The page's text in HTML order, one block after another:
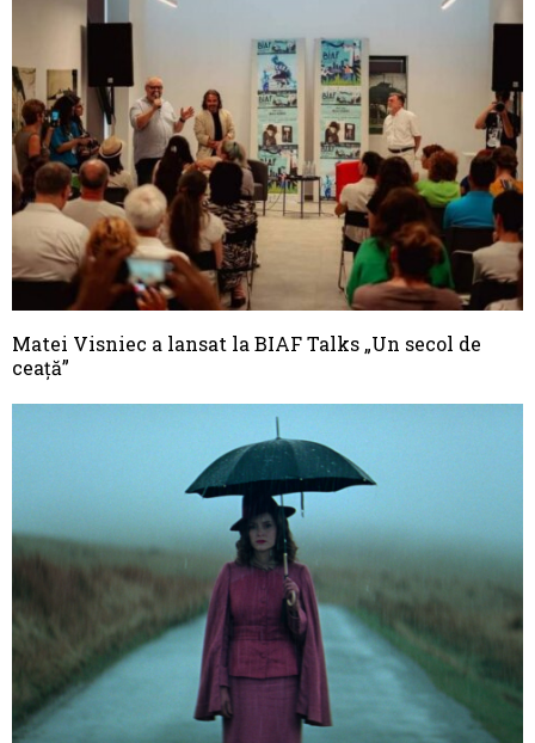
Matei Visniec a lansat la BIAF Talks „Un secol de
ceață”